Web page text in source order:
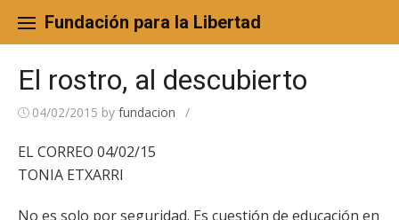
content
Fundación para la Libertad
El rostro, al descubierto
04/02/2015 by fundacion /
EL CORREO 04/02/15
TONIA ETXARRI
No es solo por seguridad. Es cuestión de educación en